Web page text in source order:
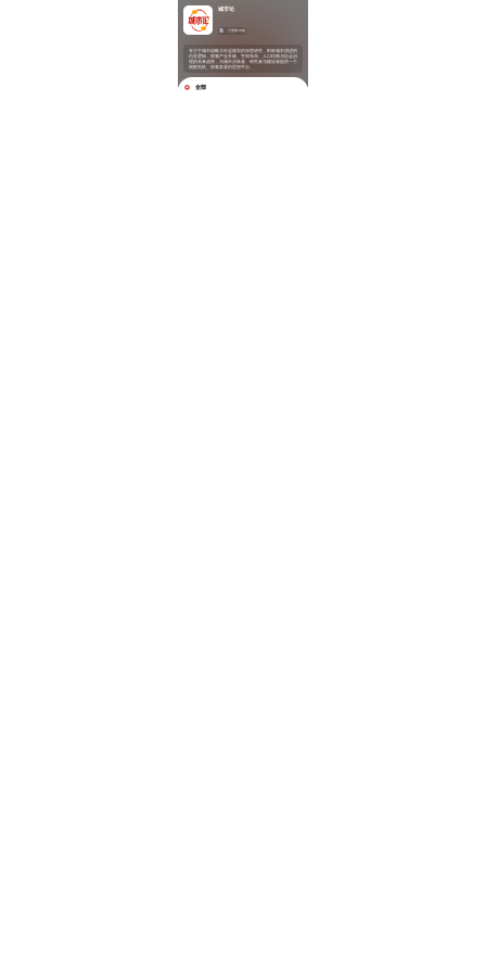
城市论
已更新28篇
专注于城市战略与长远规划的深度研究，剖析城市演进的
内在逻辑，探索产业升级、空间布局、人口结构与社会治
理的未来趋势，为城市决策者、研究者与建设者提供一个
洞察先机、探索发展的思想平台。
全部